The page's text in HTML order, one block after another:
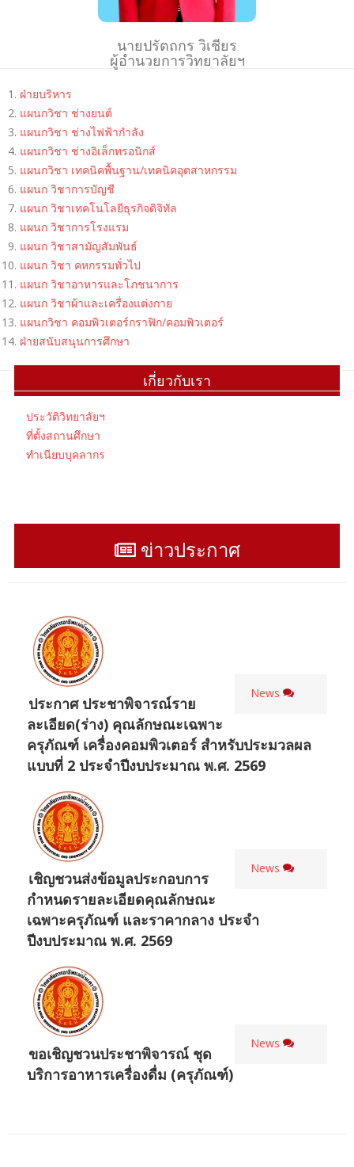
นายปรัตถกร วิเชียร
ผู้อำนวยการวิทยาลัยฯ
ฝ่ายบริหาร
แผนกวิชา ช่างยนต์
แผนกวิชา ช่างไฟฟ้ากำลัง
แผนกวิชา ช่างอิเล็กทรอนิกส์
แผนกวิชา เทคนิคพื้นฐาน/เทคนิคอุตสาหกรรม
แผนก วิชาการบัญชี
แผนก วิชาเทคโนโลยีธุรกิจดิจิทัล
แผนก วิชาการโรงแรม
แผนก วิชาสามัญสัมพันธ์
แผนก วิชา คหกรรมทั่วไป
แผนก วิชาอาหารและโภชนาการ
แผนก วิชาผ้าและเครื่องแต่งกาย
แผนกวิชา คอมพิวเตอร์กราฟิก/คอมพิวเตอร์
ฝ่ายสนับสนุนการศึกษา
เกี่ยวกับเรา
ประวัติวิทยาลัยฯ
ที่ตั้งสถานศึกษา
ทำเนียบบุคลากร
ข่าวประกาศ
News
ประกาศ ประชาพิจารณ์ราย
ละเอียด(ร่าง) คุณลักษณะเฉพาะ
ครุภัณฑ์ เครื่องคอมพิวเตอร์ สำหรับประมวลผล
แบบที่ 2 ประจำปีงบประมาณ พ.ศ. 2569
News
เชิญชวนส่งข้อมูลประกอบการ
กำหนดรายละเอียดคุณลักษณะ
เฉพาะครุภัณฑ์ และราคากลาง ประจำ
ปีงบประมาณ พ.ศ. 2569
News
ขอเชิญชวนประชาพิจารณ์ ชุด
บริการอาหารเครื่องดื่ม (ครุภัณฑ์)